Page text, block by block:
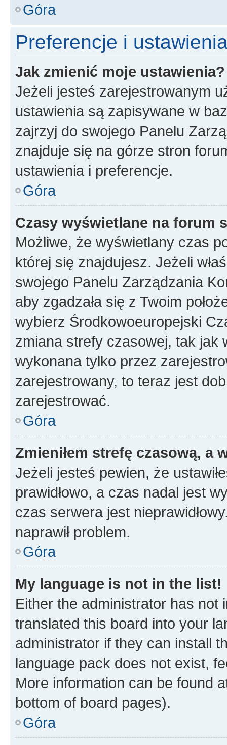
Góra
Preferencje i
Jak zmienić moje ustawienia?
Jeżeli jesteś zarejestrowanym
ustawienia są zapisywane w
zajrzyj do swojego Panelu
znajduje się na górze stron
ustawienia i preferencje.
Góra
Czasy wyświetlane na forum
Możliwe, że wyświetlany czas
której się znajdujesz. Jeżeli
swojego Panelu Zarządzania
aby zgadzała się z Twoim
wybierz Środkowoeuropejski
zmiana strefy czasowej, tak jak
wykonana tylko przez
zarejestrowany, to teraz jest
zarejestrować.
Góra
Zmieniłem strefę czasową, a
Jeżeli jesteś pewien, że
prawidłowo, a czas nadal jest
czas serwera jest
naprawił problem.
Góra
My language is not in the list!
Either the administrator has not
translated this board into your
administrator if they can install
language pack does not exist,
More information can be found
bottom of board pages).
Góra